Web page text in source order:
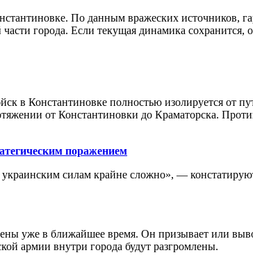
По данным вражеских источников,
города. Если текущая динамика сохранится,
в Константиновке полностью изолируется от
от Константиновки до Краматорска.
поражением
силам крайне сложно», —
уже в ближайшее время. Он призывает или
армии внутри города будут разгромлены.